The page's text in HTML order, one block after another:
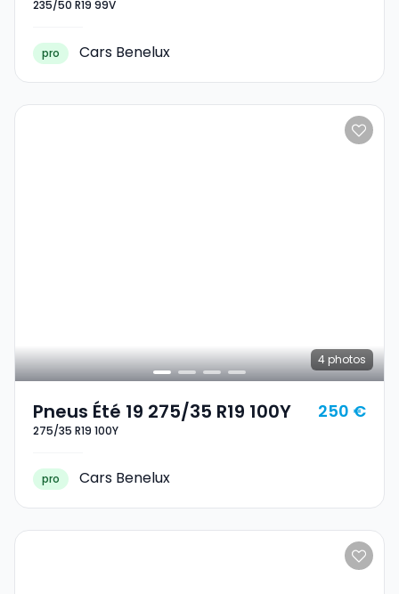
235/50 R19 99V
pro Cars Benelux
4 photos
Pneus Été 19 275/35 R19 100Y
275/35 R19 100Y
250 €
pro Cars Benelux